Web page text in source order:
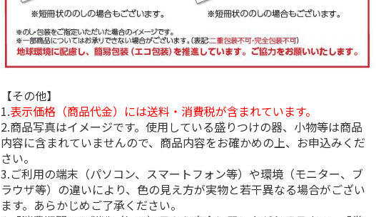
【その他】
1.表示価格（商品代金）には送料・消費税が含まれています。
2.商品写真はイメージです。使用している盛りつけの器、小物等は商品
内容に含まれていませんので、商品内容をお確かめの上、お申込みくだ
さい。
3.ご利用の端末（パソコン、スマートフォン等）や環境（モニター、ブ
ラウザ等）の違いにより、色の見え方が実物と若干異なる場合がござい
ます。あらかじめご了承ください。